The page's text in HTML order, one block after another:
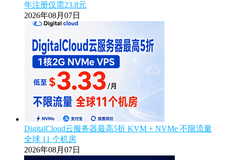
年注册仅需23.8元
2026年08月07日
DigitalCloud云服务器最高5折 KVM + NVMe 不限流量
全球 11 个机房
2026年08月07日